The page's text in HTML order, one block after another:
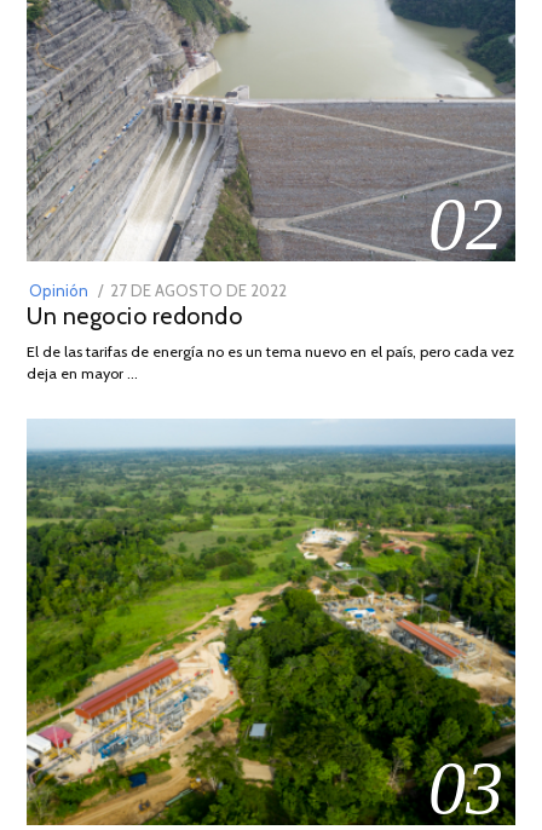
02
Opinión
POSTED
ON
27 DE AGOSTO DE 2022
DE
Un negocio redondo
El de las tarifas de energía no es un tema nuevo en el país, pero cada vez
deja en mayor …
03